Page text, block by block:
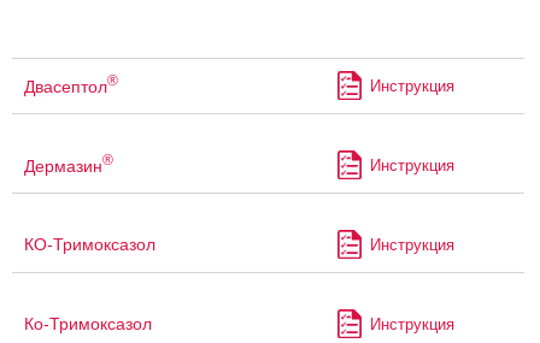
Двасептол® Инструкция
Дермазин® Инструкция
КО-Тримоксазол Инструкция
Ко-Тримоксазол Инструкция